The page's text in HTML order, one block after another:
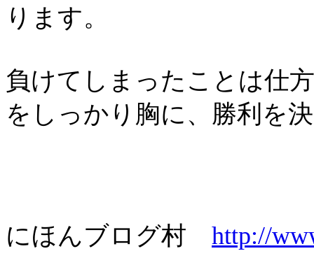
ります。
負けてしまったことは仕
をしっかり胸に、勝利を
にほんブログ村 http://